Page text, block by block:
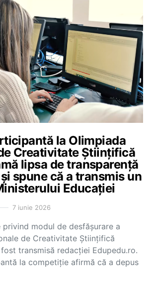
la Olimpiada
Creativitate Științifică
lipsa de transparență
spune că a transmis un
Educației
7 iunie 2026
privind modul de desfășurare a
de Creativitate Științifică
transmisă redacției Edupedu.ro.
la competiție afirmă că a depus